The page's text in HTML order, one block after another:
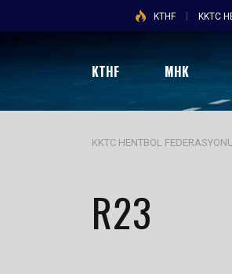
KTHF KKTC
KTHF MHK
KKTC HENTBOL
R23